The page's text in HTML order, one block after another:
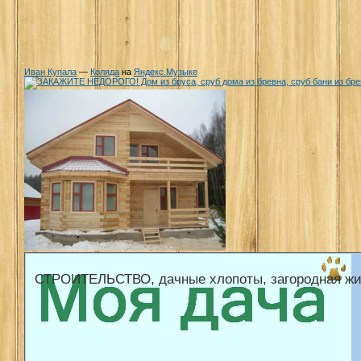
Иван Купала — Коляда на Яндекс.Музыке
СТРОИТЕЛЬСТВО, дачные хлопоты, загородная